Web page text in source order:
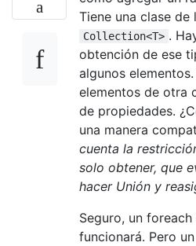
Tiene una clase de
Collection<T> .
obtención de ese
algunos
elementos de otra
de propiedades.
una manera
cuenta la
solo obtener, que
hacer Unión y
Seguro, un
funcionará. Pero un